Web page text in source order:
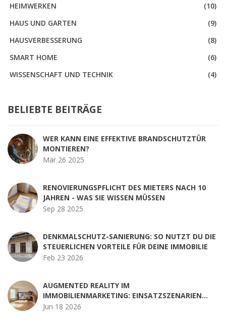
HEIMWERKEN
(10)
HAUS UND GARTEN
(9)
HAUSVERBESSERUNG
(8)
SMART HOME
(6)
WISSENSCHAFT UND TECHNIK
(4)
BELIEBTE BEITRÄGE
WER KANN EINE EFFEKTIVE BRANDSCHUTZTÜR
MONTIEREN?
Mär 26 2025
RENOVIERUNGSPFLICHT DES MIETERS NACH 10
JAHREN - WAS SIE WISSEN MÜSSEN
Sep 28 2025
DENKMALSCHUTZ-SANIERUNG: SO NUTZT DU DIE
STEUERLICHEN VORTEILE FÜR DEINE IMMOBILIE
Feb 23 2026
AUGMENTED REALITY IM
IMMOBILIENMARKETING: EINSATZSZENARIEN
UND PRAXIS-TIPPS
Jun 18 2026